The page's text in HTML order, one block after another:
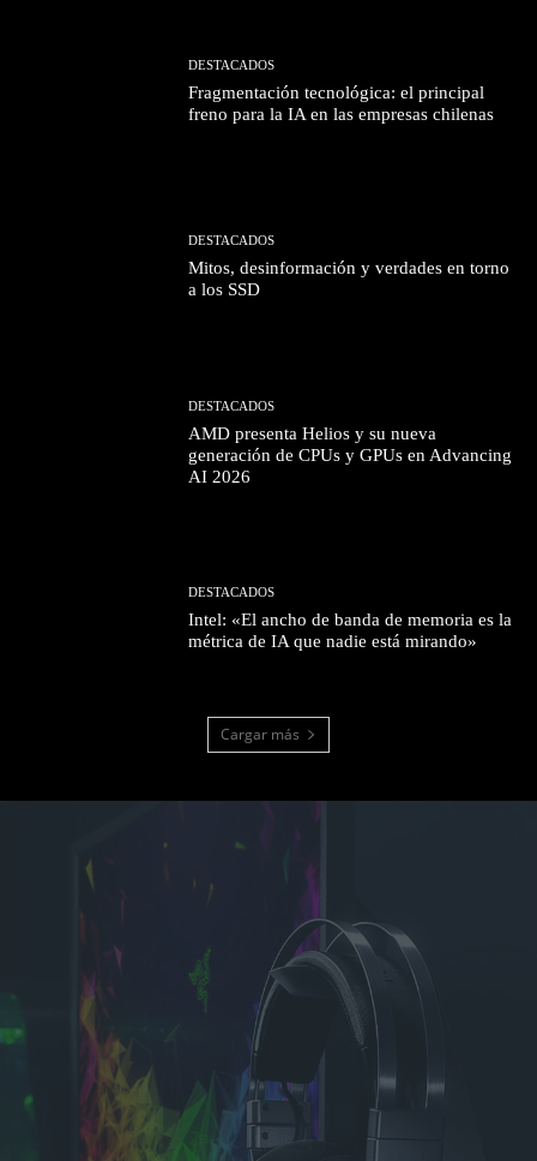
DESTACADOS
Fragmentación tecnológica: el principal
freno para la IA en las empresas chilenas
DESTACADOS
Mitos, desinformación y verdades en torno
a los SSD
DESTACADOS
AMD presenta Helios y su nueva
generación de CPUs y GPUs en Advancing
AI 2026
DESTACADOS
Intel: «El ancho de banda de memoria es la
métrica de IA que nadie está mirando»
Cargar más